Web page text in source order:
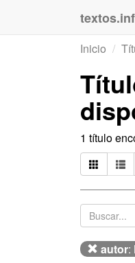
Inicio
1 título
autor: